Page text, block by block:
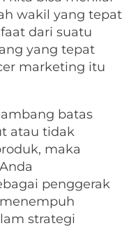
wakil yang tepat
dari suatu
yang tepat
marketing itu
batas
atau tidak
maka
penggerak
strategi